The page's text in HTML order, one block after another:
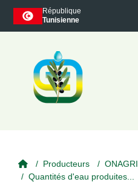
Skip to main content
République
Tunisienne
Producteurs
ONAGRI
Quantités d'eau produites...